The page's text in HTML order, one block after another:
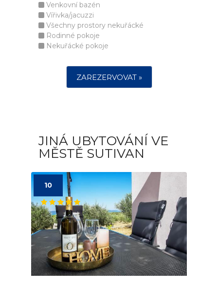
Venkovní bazén
Vířivka/jacuzzi
Všechny prostory nekuřácké
Rodinné pokoje
Nekuřácké pokoje
ZAREZERVOVAT »
JINÁ UBYTOVÁNÍ VE
MĚSTĚ SUTIVAN
10